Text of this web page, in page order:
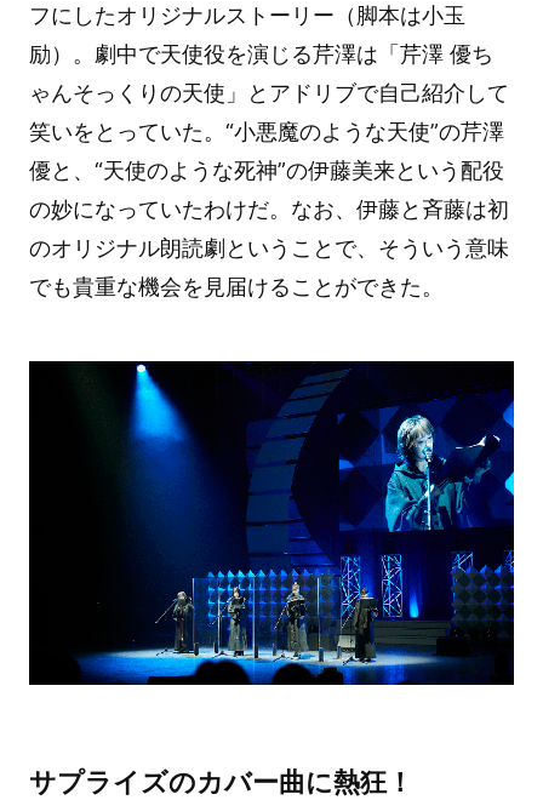
フにしたオリジナルストーリー（脚本は小玉
励）。劇中で天使役を演じる芹澤は「芹澤 優ち
ゃんそっくりの天使」とアドリブで自己紹介して
笑いをとっていた。“小悪魔のような天使”の芹澤
優と、“天使のような死神”の伊藤美来という配役
の妙になっていたわけだ。なお、伊藤と斉藤は初
のオリジナル朗読劇ということで、そういう意味
でも貴重な機会を見届けることができた。
サプライズのカバー曲に熱狂！